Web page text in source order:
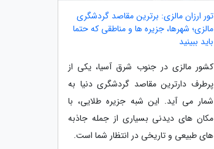
تور ارزان مالزی: برترین مقاصد گردشگری
مالزی؛ شهرها، جزیره ها و مناطقی که حتما
باید ببینید
کشور مالزی در جنوب شرق آسیا، یکی از
پرطرف دارترین مقاصد گردشگری دنیا به
شمار می آید. این شبه جزیره طلایی، با
مکان های دیدنی بسیاری از جمله جاذبه
های طبیعی و تاریخی در انتظار شما است.